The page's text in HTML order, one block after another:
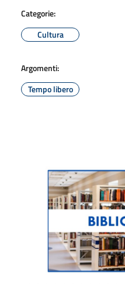
Categorie:
Cultura
Argomenti:
Tempo libero